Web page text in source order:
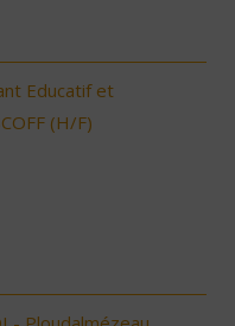
Educatif et
(H/F)